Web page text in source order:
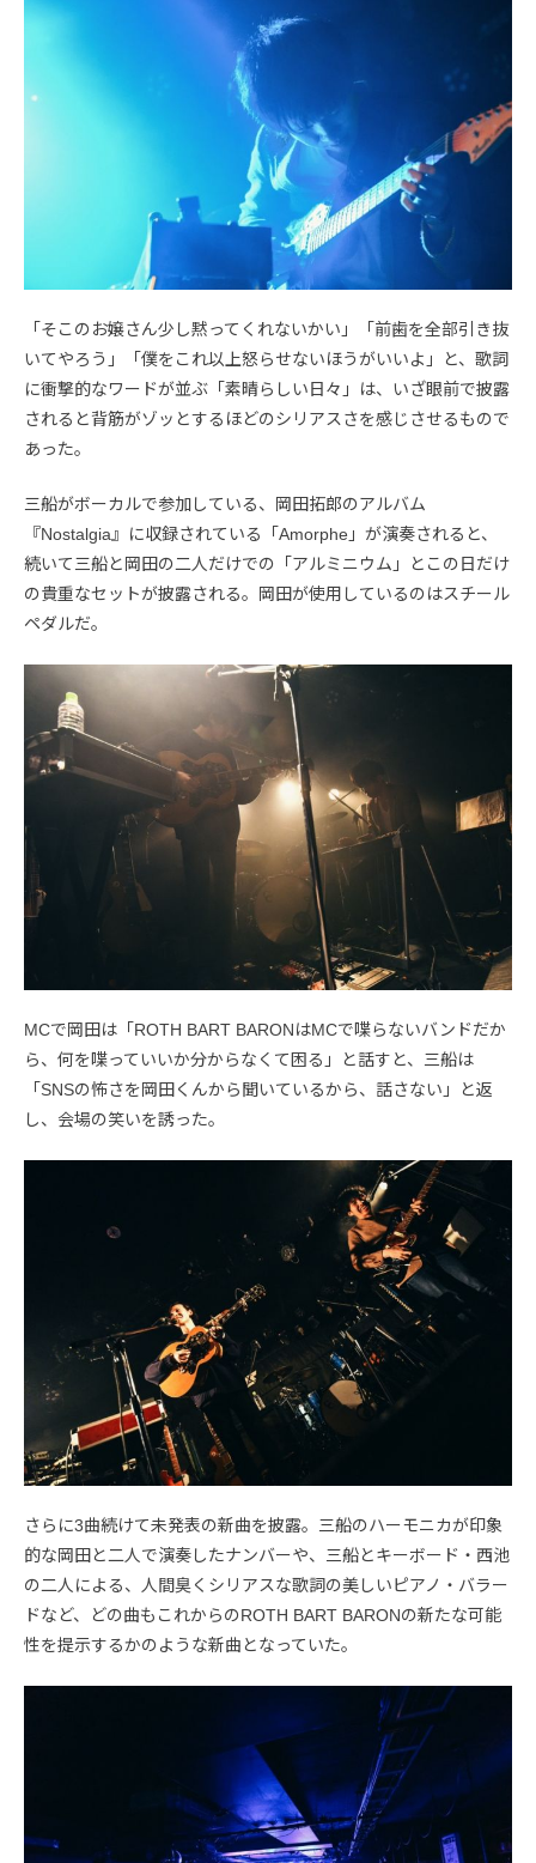
「そこのお嬢さん少し黙ってくれないかい」「前歯を全部引き抜
いてやろう」「僕をこれ以上怒らせないほうがいいよ」と、歌詞
に衝撃的なワードが並ぶ「素晴らしい日々」は、いざ眼前で披露
されると背筋がゾッとするほどのシリアスさを感じさせるもので
あった。
三船がボーカルで参加している、岡田拓郎のアルバム
『Nostalgia』に収録されている「Amorphe」が演奏されると、
続いて三船と岡田の二人だけでの「アルミニウム」とこの日だけ
の貴重なセットが披露される。岡田が使用しているのはスチール
ペダルだ。
MCで岡田は「ROTH BART BARONはMCで喋らないバンドだか
ら、何を喋っていいか分からなくて困る」と話すと、三船は
「SNSの怖さを岡田くんから聞いているから、話さない」と返
し、会場の笑いを誘った。
さらに3曲続けて未発表の新曲を披露。三船のハーモニカが印象
的な岡田と二人で演奏したナンバーや、三船とキーボード・西池
の二人による、人間臭くシリアスな歌詞の美しいピアノ・バラー
ドなど、どの曲もこれからのROTH BART BARONの新たな可能
性を提示するかのような新曲となっていた。